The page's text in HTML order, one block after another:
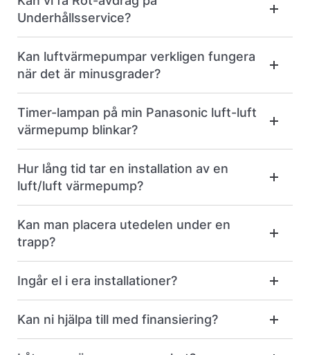
Underhållsservice?
Kan luftvärmepumpar verkligen fungera
när det är minusgrader?
Timer-lampan på min Panasonic luft-luft
värmepump blinkar?
Hur lång tid tar en installation av en
luft/luft värmepump?
Kan man placera utedelen under en
trapp?
Ingår el i era installationer?
Kan ni hjälpa till med finansiering?